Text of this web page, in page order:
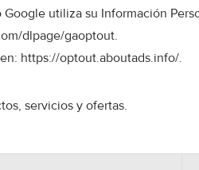
utiliza su Información
dlpage/gaoptout.
https://optout.aboutads.info/.
servicios y ofertas.